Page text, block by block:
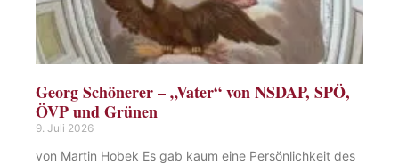
Georg Schönerer – „Vater“ von NSDAP, SPÖ,
ÖVP und Grünen
9. Juli 2026
von Martin Hobek Es gab kaum eine Persönlichkeit des